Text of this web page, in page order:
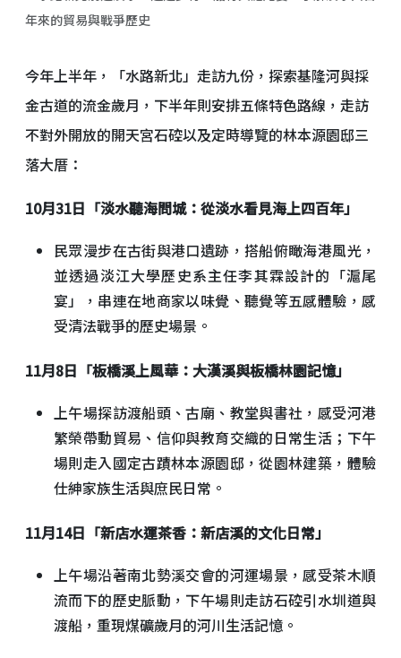
年來的貿易與戰爭歷史
今年上半年，「水路新北」走訪九份，探索基隆河與採
金古道的流金歲月，下半年則安排五條特色路線，走訪
不對外開放的開天宮石硿以及定時導覽的林本源園邸三
落大厝：
10月31日「淡水聽海問城：從淡水看見海上四百年」
民眾漫步在古街與港口遺跡，搭船俯瞰海港風光，
並透過淡江大學歷史系主任李其霖設計的「滬尾
宴」，串連在地商家以味覺、聽覺等五感體驗，感
受清法戰爭的歷史場景。
11月8日「板橋溪上風華：大漢溪與板橋林園記憶」
上午場探訪渡船頭、古廟、教堂與書社，感受河港
繁榮帶動貿易、信仰與教育交織的日常生活；下午
場則走入國定古蹟林本源園邸，從園林建築，體驗
仕紳家族生活與庶民日常。
11月14日「新店水運茶香：新店溪的文化日常」
上午場沿著南北勢溪交會的河運場景，感受茶木順
流而下的歷史脈動，下午場則走訪石硿引水圳道與
渡船，重現煤礦歲月的河川生活記憶。